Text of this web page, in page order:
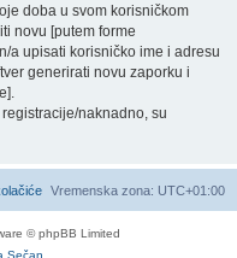
doba u svom korisničkom
novu [putem forme
a upisati korisničko ime i adresu
generirati novu zaporku i
naknadno, su
Vremenska zona: UTC+01:00
© phpBB Limited
Sečan